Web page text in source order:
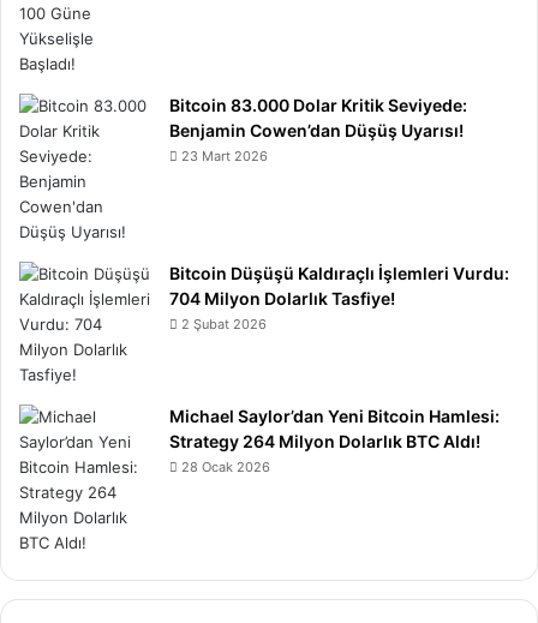
Bitcoin 83.000 Dolar Kritik Seviyede:
Benjamin Cowen’dan Düşüş Uyarısı!
23 Mart 2026
Bitcoin Düşüşü Kaldıraçlı İşlemleri Vurdu:
704 Milyon Dolarlık Tasfiye!
2 Şubat 2026
Michael Saylor’dan Yeni Bitcoin Hamlesi:
Strategy 264 Milyon Dolarlık BTC Aldı!
28 Ocak 2026